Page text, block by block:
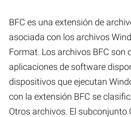
BFC es una extensión de
asociada con los archivos
Format. Los archivos BFC son
aplicaciones de software
dispositivos que ejecutan
con la extensión BFC se
Otros archivos. El subconjunto